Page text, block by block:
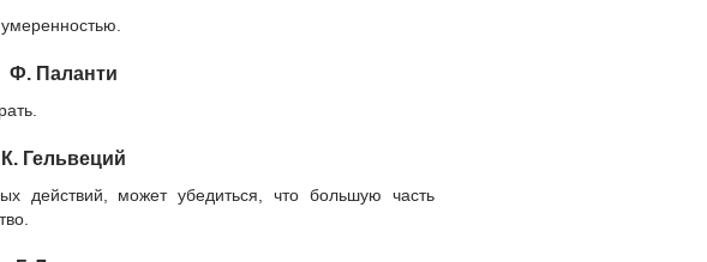
Ф. Паланти
К. Гельвеций
действий, может убедиться, что большую часть